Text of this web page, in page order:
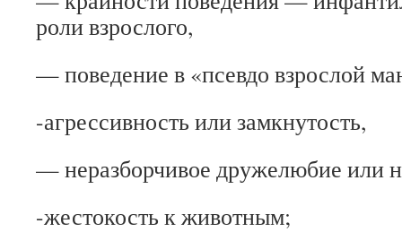
роли взрослого,
— поведение в «псевдо взрослой
-агрессивность или замкнутость,
— неразборчивое дружелюбие или
-жестокость к животным;